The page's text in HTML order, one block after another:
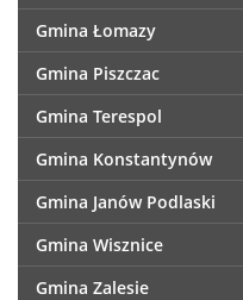
Gmina Łomazy
Gmina Piszczac
Gmina Terespol
Gmina Konstantynów
Gmina Janów Podlaski
Gmina Wisznice
Gmina Zalesie